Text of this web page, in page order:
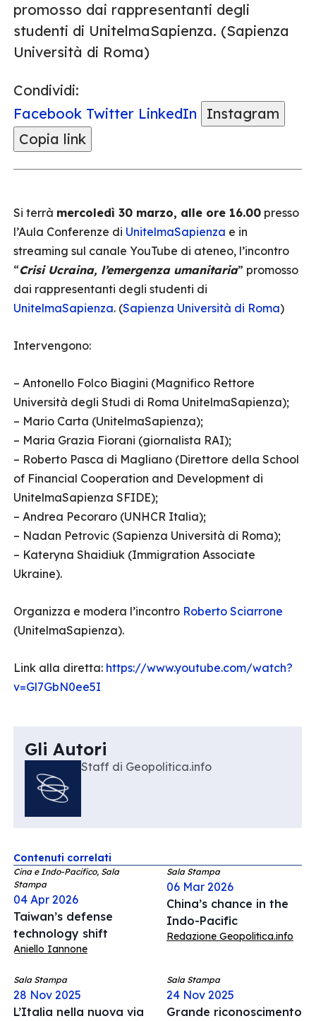
promosso dai rappresentanti degli
studenti di UnitelmaSapienza. (Sapienza
Università di Roma)
Condividi:
Facebook Twitter LinkedIn
Instagram
Copia link
Si terrà mercoledì 30 marzo, alle ore 16.00 presso
l’Aula Conferenze di UnitelmaSapienza e in
streaming sul canale YouTube di ateneo, l’incontro
“Crisi Ucraina, l’emergenza umanitaria” promosso
dai rappresentanti degli studenti di
UnitelmaSapienza. (Sapienza Università di Roma)
Intervengono:
– Antonello Folco Biagini (Magnifico Rettore
Università degli Studi di Roma UnitelmaSapienza);
– Mario Carta (UnitelmaSapienza);
– Maria Grazia Fiorani (giornalista RAI);
– Roberto Pasca di Magliano (Direttore della School
of Financial Cooperation and Development di
UnitelmaSapienza SFIDE);
– Andrea Pecoraro (UNHCR Italia);
– Nadan Petrovic (Sapienza Università di Roma);
– Kateryna Shaidiuk (Immigration Associate
Ukraine).
Organizza e modera l’incontro Roberto Sciarrone
(UnitelmaSapienza).
Link alla diretta: https://www.youtube.com/watch?
v=Gl7GbN0ee5I
Gli Autori
Staff di Geopolitica.info
Contenuti correlati
Cina e Indo-Pacifico, Sala
Stampa
04 Apr 2026
Taiwan’s defense
technology shift
Aniello Iannone
Sala Stampa
06 Mar 2026
China’s chance in the
Indo-Pacific
Redazione Geopolitica.info
Sala Stampa
28 Nov 2025
L’Italia nella nuova via
Sala Stampa
24 Nov 2025
Grande riconoscimento